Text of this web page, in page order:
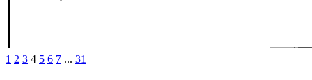
1 2 3 4 5 6 7 ... 31